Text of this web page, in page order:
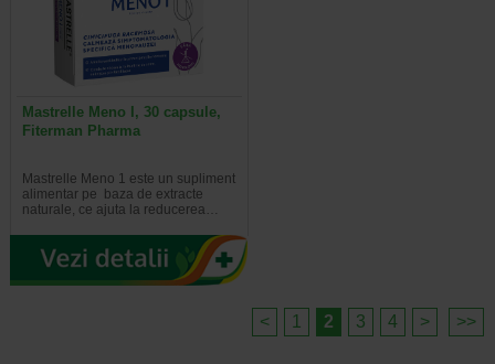
Mastrelle Meno I, 30 capsule,
Fiterman Pharma
Mastrelle Meno 1 este un supliment
alimentar pe baza de extracte
naturale, ce ajuta la reducerea…
< 1 2 3 4 > >>